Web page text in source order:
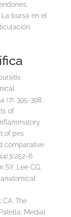
bursa en el
(7): 395-398.
of
of pes
comparative
6.
SY, Lee CG,
CA. The
Medial